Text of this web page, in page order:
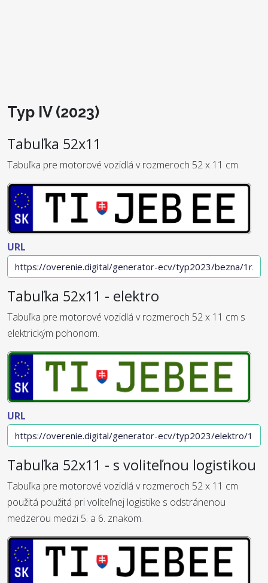
Typ IV (2023)
Tabuľka 52x11
Tabuľka pre motorové vozidlá v rozmeroch 52 x 11 cm.
URL
Tabuľka 52x11 - elektro
Tabuľka pre motorové vozidlá v rozmeroch 52 x 11 cm s
elektrickým pohonom.
URL
Tabuľka 52x11 - s voliteľnou logistikou
Tabuľka pre motorové vozidlá v rozmeroch 52 x 11 cm
použitá použitá pri voliteľnej logistike s odstránenou
medzerou medzi 5. a 6. znakom.